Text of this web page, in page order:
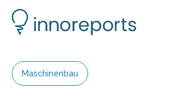
Maschinenbau